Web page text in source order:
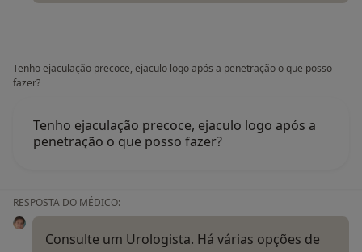
Tenho ejaculação precoce, ejaculo logo após a penetração o que posso
fazer?
Tenho ejaculação precoce, ejaculo logo após a
penetração o que posso fazer?
RESPOSTA DO MÉDICO:
Consulte um Urologista. Há várias opções de